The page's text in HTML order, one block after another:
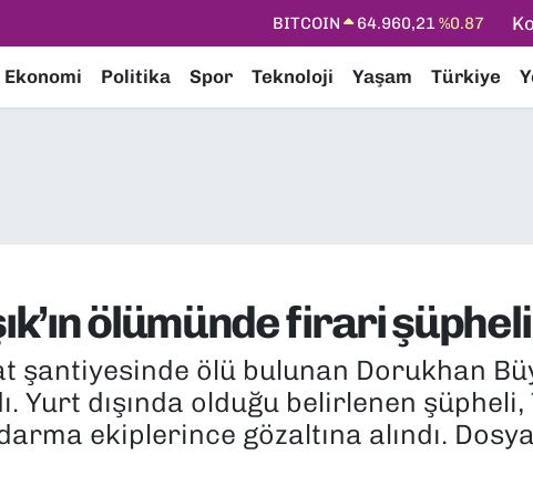
DOLAR 47,7436%0.18
STERLİN
64,4811%0.38
Ekonomi Politika Spor Teknoloji Yaşam Türkiye
ölümünde firari
şantiyesinde ölü bulunan Dorukhan
Yurt dışında olduğu belirlenen
ekiplerince gözaltına alındı.